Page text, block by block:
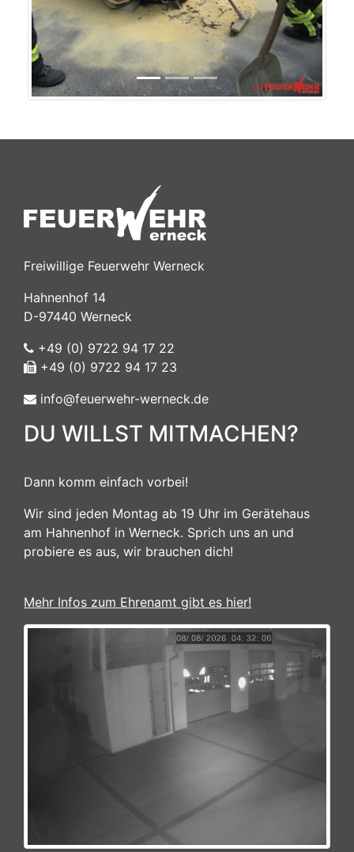
Freiwillige Feuerwehr Werneck
Hahnenhof 14
D-97440 Werneck
+49 (0) 9722 94 17 22
+49 (0) 9722 94 17 23
info@feuerwehr-werneck.de
DU WILLST MITMACHEN?
Dann komm einfach vorbei!
Wir sind jeden Montag ab 19 Uhr im Gerätehaus
am Hahnenhof in Werneck. Sprich uns an und
probiere es aus, wir brauchen dich!
Mehr Infos zum Ehrenamt gibt es hier!